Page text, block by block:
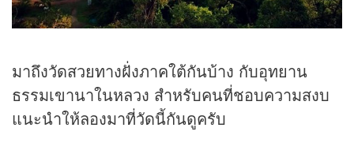
มาถึงวัดสวยทางฝั่งภาคใต้กันบ้าง กับอุทยาน
ธรรมเขานาในหลวง สำหรับคนที่ชอบความสงบ
แนะนำให้ลองมาที่วัดนี้กันดูครับ